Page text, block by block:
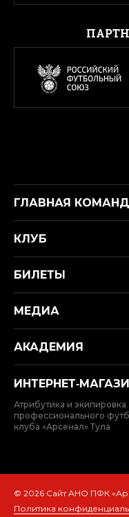
ГЛАВНАЯ
КЛУБ
БИЛЕТЫ
МЕДИА
АКАДЕМИЯ
Атрибутика и экипировка
профессионального
клуба «Арсенал» Тула
© 2026 Сайт АНО ПФК
Политика